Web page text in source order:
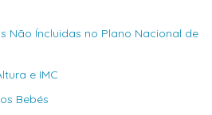
Não Íncluidas no Plano Nacional de
e IMC
Bebés